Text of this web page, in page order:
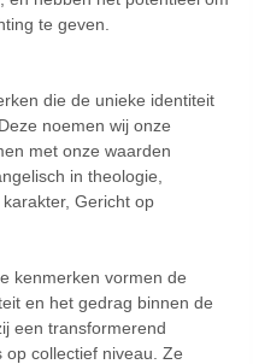
te geven.
die de unieke identiteit
noemen wij onze
met onze waarden
in theologie,
Gericht op
kenmerken vormen de
en het gedrag binnen de
een transformerend
op collectief niveau. Ze